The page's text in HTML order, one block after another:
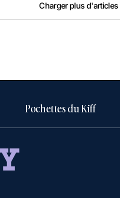
Charger plus d'articles
Charger plus d'articles
Pochettes du Kiff